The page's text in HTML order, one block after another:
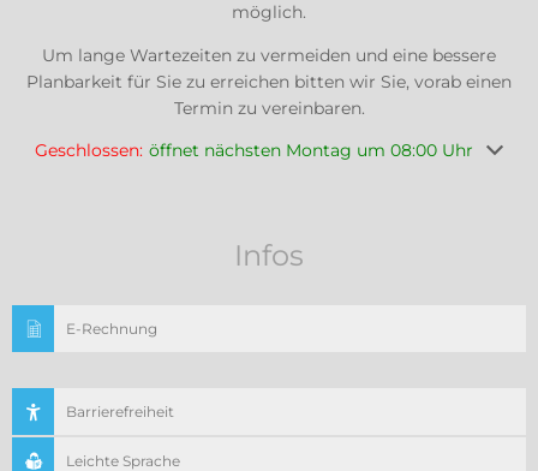
möglich.
Um lange Wartezeiten zu vermeiden und eine bessere
Planbarkeit für Sie zu erreichen bitten wir Sie, vorab einen
Termin zu vereinbaren.
Klicken, um weitere Öffnungs- oder Schließzeiten
Geschlossen: öffnet nächsten Montag um 08:00 Uhr
Infos
E-Rechnung
Barrierefreiheit
Leichte Sprache